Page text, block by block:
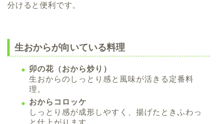
分けると便利です。
生おからが向いている料理
卯の花（おから炒り）
生おからのしっとり感と風味が活きる定番料
理。
おからコロッケ
しっとり感が成形しやすく、揚げたときふわっ